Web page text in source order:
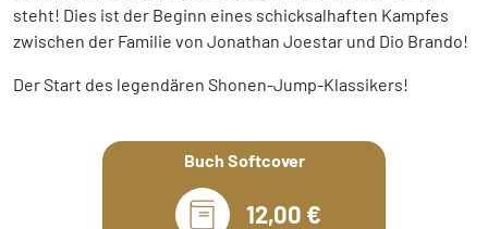
steht! Dies ist der Beginn eines schicksalhaften Kampfes
zwischen der Familie von Jonathan Joestar und Dio Brando!
Der Start des legendären Shonen-Jump-Klassikers!
Buch Softcover
12,00 €